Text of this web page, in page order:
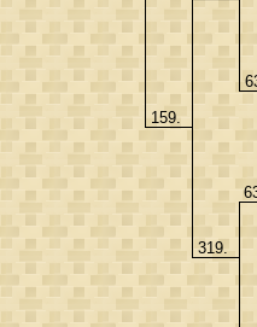
159.
319.